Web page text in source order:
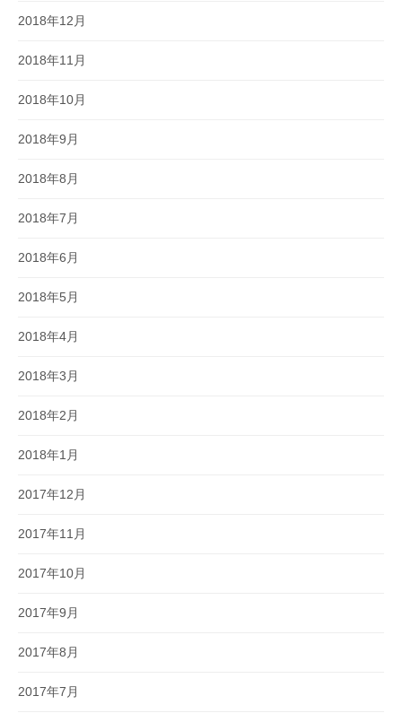
2018年12月
2018年11月
2018年10月
2018年9月
2018年8月
2018年7月
2018年6月
2018年5月
2018年4月
2018年3月
2018年2月
2018年1月
2017年12月
2017年11月
2017年10月
2017年9月
2017年8月
2017年7月